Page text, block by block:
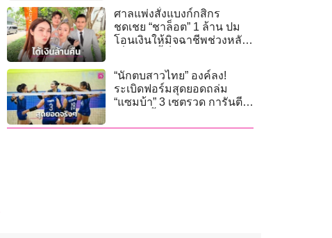
ศาลแพ่งสั่งแบงก์กสิกร
ชดเชย “ชาล็อต” 1 ล้าน ปม
โอนเงินให้มิจฉาชีพช่วงหลัง
“นักตบสาวไทย” องค์ลง!
ระเบิดฟอร์มสุดยอดถล่ม
“แซมบ้า” 3 เซตรวด การันตี
2026” แน่นอนแล้ว